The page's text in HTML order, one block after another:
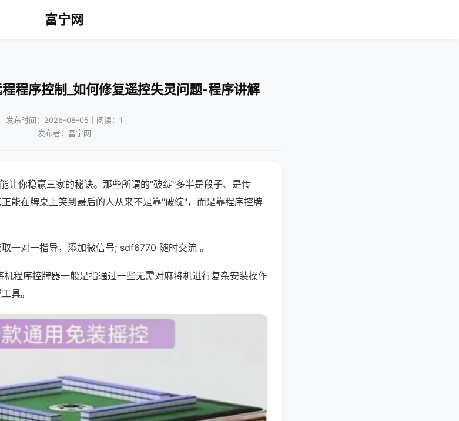
富宁网
程序控制_如何修复遥控失灵问题-程序讲解
发布时间：2026-08-05｜阅读：1
发布者：富宁网
让你稳赢三家的秘诀。那些所谓的"破绽"多半是段子、是传
能在牌桌上笑到最后的人从来不是靠"破绽"，而是靠程序控牌
一对一指导，添加微信号; sdf6770 随时交流 。
程序控牌器一般是指通过一些无需对麻将机进行复杂安装操作
具。